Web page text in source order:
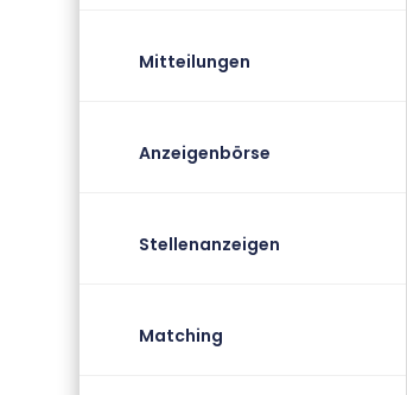
Mitteilungen
Anzeigenbörse
Stellenanzeigen
Matching